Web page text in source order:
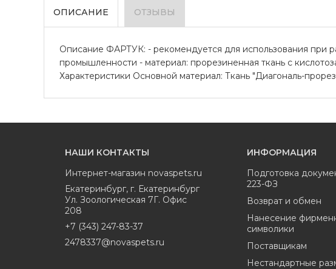
ОПИСАНИЕ ОТЗЫВЫ
Описание ФАРТУК: - рекомендуется для использования при
промышленности - материал: прорезиненная ткань с
Характеристики Основной материал: Ткань "Диагональ-
НАШИ КОНТАКТЫ
Интернет-магазин novaspets.ru
Екатеринбург, г. Екатеринбург
Ул. Зоологическая 7Г. Офис
208
+7 (343) 247-83-37
2478337@novaspets.ru
ИНФОРМАЦИЯ
Подготовка
223-ФЗ
Возврат и обмен
Нанесение
символики
Поставщикам
Нестандартные